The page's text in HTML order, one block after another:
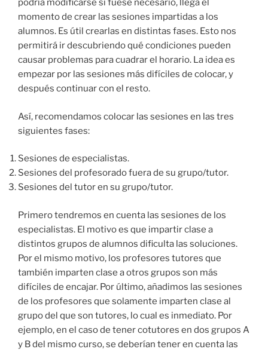
podría modificarse si fuese necesario, llega el
momento de crear las sesiones impartidas a los
alumnos. Es útil crearlas en distintas fases. Esto nos
permitirá ir descubriendo qué condiciones pueden
causar problemas para cuadrar el horario. La idea es
empezar por las sesiones más difíciles de colocar, y
después continuar con el resto.
Así, recomendamos colocar las sesiones en las tres
siguientes fases:
Sesiones de especialistas.
Sesiones del profesorado fuera de su grupo/tutor.
Sesiones del tutor en su grupo/tutor.
Primero tendremos en cuenta las sesiones de los
especialistas. El motivo es que impartir clase a
distintos grupos de alumnos dificulta las soluciones.
Por el mismo motivo, los profesores tutores que
también imparten clase a otros grupos son más
difíciles de encajar. Por último, añadimos las sesiones
de los profesores que solamente imparten clase al
grupo del que son tutores, lo cual es inmediato. Por
ejemplo, en el caso de tener cotutores en dos grupos A
y B del mismo curso, se deberían tener en cuenta las